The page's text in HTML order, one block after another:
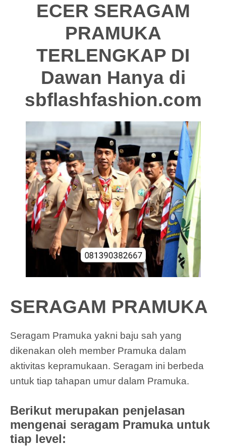
ECER SERAGAM
PRAMUKA
TERLENGKAP DI
Dawan Hanya di
sbflashfashion.com
SERAGAM PRAMUKA
Seragam Pramuka yakni baju sah yang
dikenakan oleh member Pramuka dalam
aktivitas kepramukaan. Seragam ini berbeda
untuk tiap tahapan umur dalam Pramuka.
Berikut merupakan penjelasan
mengenai seragam Pramuka untuk
tiap level: